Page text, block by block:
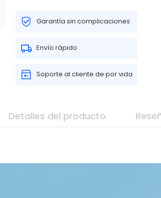
Garantía sin complicaciones
Envío rápido
Soporte al cliente de por vida
Detalles del producto